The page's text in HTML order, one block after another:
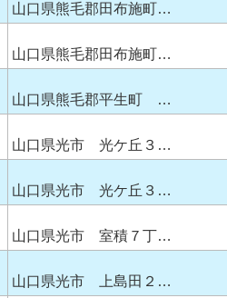
山口県熊毛郡田布施町…
山口県熊毛郡田布施町…
山口県熊毛郡平生町 …
山口県光市 光ケ丘３…
山口県光市 光ケ丘３…
山口県光市 室積７丁…
山口県光市 上島田２…